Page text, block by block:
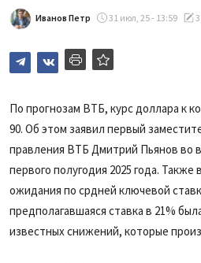
Авторы
Архив
База знаний
Иванов Петр 31 июл, 25 - 13:59
По прогнозам ВТБ, курс доллара к
90. Об этом заявил первый
правления ВТБ Дмитрий Пьянов во
первого полугодия 2025 года.
ожидания по срдней ключевой
предполагавшаяся ставка в 21%
известных снижений, которые